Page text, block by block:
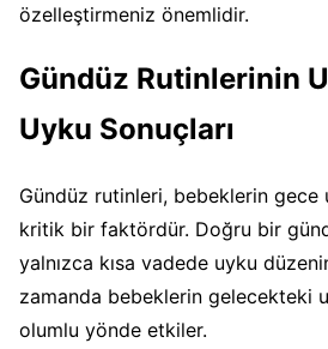
özelleştirmeniz önemlidir.
Gündüz Rutinlerinin
Uyku Sonuçları
Gündüz rutinleri, bebeklerin gece
kritik bir faktördür. Doğru bir
yalnızca kısa vadede uyku
zamanda bebeklerin gelecekteki
olumlu yönde etkiler.